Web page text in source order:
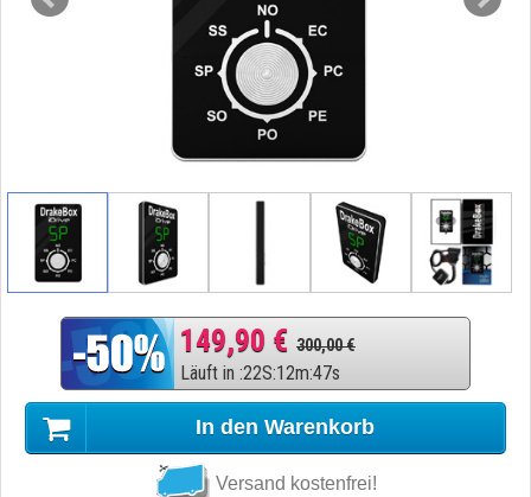
149,90 € 300,00 €
Läuft in :22S:12m:46s
In den Warenkorb
Versand kostenfrei!